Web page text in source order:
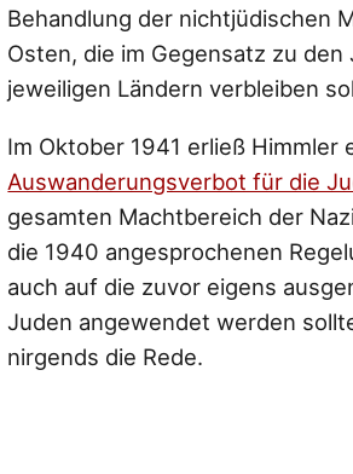
Behandlung der nichtjüdischen
Osten, die im Gegensatz zu den
jeweiligen Ländern verbleiben
Im Oktober 1941 erließ Himmler
Auswanderungsverbot für die
gesamten Machtbereich der
die 1940 angesprochenen
auch auf die zuvor eigens
Juden angewendet werden
nirgends die Rede.